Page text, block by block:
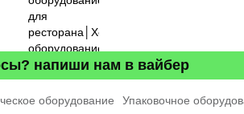
напиши нам в вайбер
оборудование Упаковочное